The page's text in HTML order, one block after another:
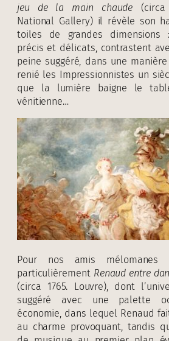
jeu de la main chaude (circa
National Gallery) il révèle son
toiles de grandes dimensions
précis et délicats, contrastent
peine suggéré, dans une
renié les Impressionnistes un
que la lumière baigne le
vénitienne…
Pour nos amis mélomanes
particulièrement Renaud entre
(circa 1765. Louvre), dont
suggéré avec une palette
économie, dans lequel Renaud
au charme provoquant, tandis